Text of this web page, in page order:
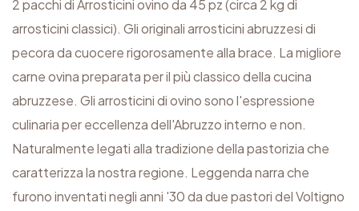
i
n
o
c
l
a
s
s
2 pacchi di Arrosticini ovino da 45 pz (circa 2 kg di
arrosticini classici). Gli originali arrosticini abruzzesi di
pecora da cuocere rigorosamente alla brace. La migliore
carne ovina preparata per il più classico della cucina
abruzzese. Gli arrosticini di ovino sono l'espressione
culinaria per eccellenza dell'Abruzzo interno e non.
Naturalmente legati alla tradizione della pastorizia che
caratterizza la nostra regione. Leggenda narra che
furono inventati negli anni '30 da due pastori del Voltigno